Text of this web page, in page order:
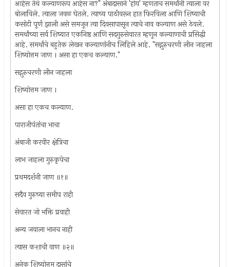
आहेस तेथे कल्याणरूप आहेस ना?" अंबादासाने 'होय' म्हणताच समर्थांनी त्याला वर
बोलाविले. त्याला जवळ घेतले. त्याच्य पाठीवरून हात फिरविला आणि शिष्याची
कसोटी पूर्ण झाली असे समजून त्या दिवसापासून त्याचे नाव कल्याण असे ठेवले.
समर्थांच्या सर्व शिष्यात एकनिष्ठ आणि सदगुरुसेवारत म्हणून कल्याणाची प्रसिद्धी
आहे. समर्थांचे बहुतेक लेखन कल्याणांनीच लिहिले आहे. "सद्गुरुचरणी लीन जाहला
शिष्योत्तम जाण । असा हा एकच कल्याण."
सद्गुरुचरणी लीन जाहला
शिष्योत्तम जाण ।
असा हा एकच कल्याण.
पाराजीपंतांचा भाचा
अंबाजी करवीर क्षेत्रिचा
लाभ जाहला गुरुकृपेचा
प्रथमदर्शनी जाण ॥१॥
सदैव गुरुच्या समीप राही
सेवारत जो भक्ति प्रवाही
अन्य जयाला भानच नाही
त्यास कशाची वाण ॥२॥
अनेक शिष्योत्तम दासांचे